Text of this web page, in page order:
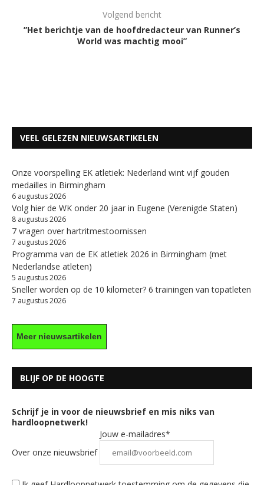
Volgend bericht
”Het berichtje van de hoofdredacteur van Runner’s
World was machtig mooi”
VEEL GELEZEN NIEUWSARTIKELEN
Onze voorspelling EK atletiek: Nederland wint vijf gouden
medailles in Birmingham
6 augustus 2026
Volg hier de WK onder 20 jaar in Eugene (Verenigde Staten)
8 augustus 2026
7 vragen over hartritmestoornissen
7 augustus 2026
Programma van de EK atletiek 2026 in Birmingham (met
Nederlandse atleten)
5 augustus 2026
Sneller worden op de 10 kilometer? 6 trainingen van topatleten
7 augustus 2026
Meer nieuwsartikelen
BLIJF OP DE HOOGTE
Schrijf je in voor de nieuwsbrief en mis niks van
hardloopnetwerk!
Over onze nieuwsbrief
Jouw e-mailadres*